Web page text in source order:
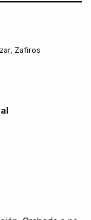
, Zafiros